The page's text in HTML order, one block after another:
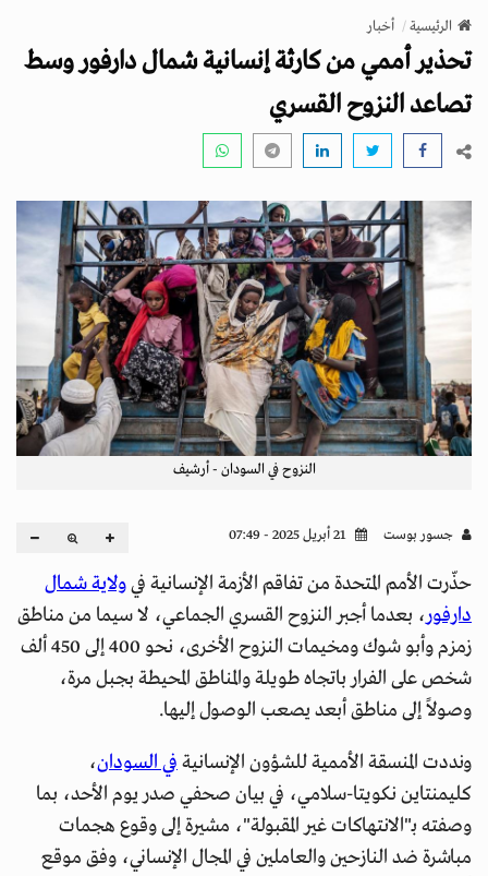
v
g
a
n
الرئيسية أخبار
تحذير أممي من كارثة إنسانية شمال دارفور وسط
تصاعد النزوح القسري
النزوح في السودان - أرشيف
جسور بوست
حذّرت الأمم المتحدة من تفاقم الأزمة الإنسانية فيولاية شمال
دارفور، بعدما أجبر النزوح القسري الجماعي، لا سيما من مناطق
زمزم وأبو شوك ومخيمات النزوح الأخرى، نحو 400 إلى 450 ألف
شخص على الفرار باتجاه طويلة والمناطق المحيطة بجبل مرة،
وصولاً إلى مناطق أبعد يصعب الوصول إليها.
ونددت المنسقة الأممية للشؤون الإنسانيةفي السودان،
كليمنتاين نكويتا-سلامي، في بيان صحفي صدر يوم الأحد، بما
وصفته بـ"الانتهاكات غير المقبولة"، مشيرة إلى وقوع هجمات
مباشرة ضد النازحين والعاملين في المجال الإنساني، وفق موقع